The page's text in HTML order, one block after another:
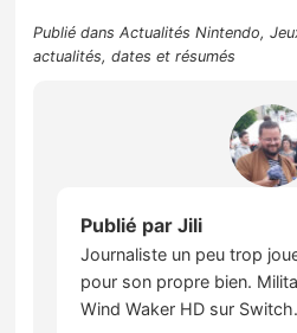
Publié dansActualités Nintendo,
actualités, dates et résumés
Publié parJili
Journaliste un peu trop
pour son propre bien.
Wind Waker HD sur Switch.